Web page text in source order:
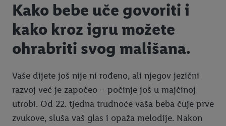
Kako bebe uče govoriti i
kako kroz igru možete
ohrabriti svog mališana.
Vaše dijete još nije ni rođeno, ali njegov jezični
razvoj već je započeo – počinje još u majčinoj
utrobi. Od 22. tjedna trudnoće vaša beba čuje prve
zvukove, sluša vaš glas i opaža melodije. Nakon